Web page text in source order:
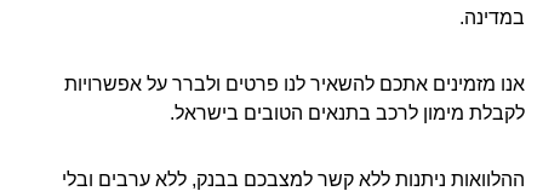
במדינה.
אנו מזמינים אתכם להשאיר לנו פרטים ולברר על אפשרויות
לקבלת מימון לרכב בתנאים הטובים בישראל.
ההלוואות ניתנות ללא קשר למצבכם בבנק, ללא ערבים ובלי